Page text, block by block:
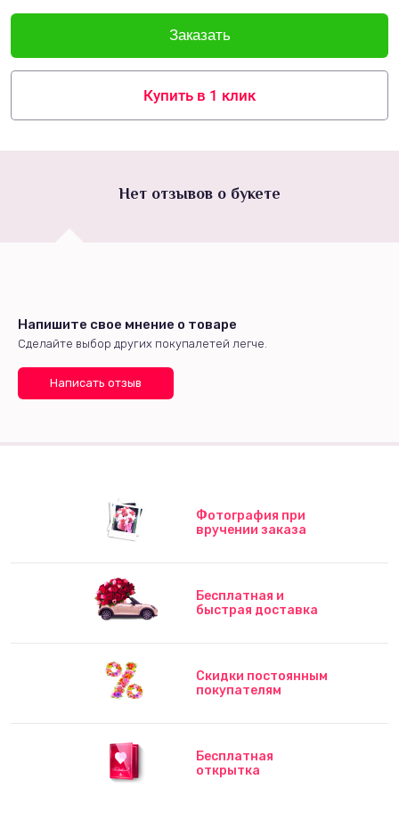
Купить в 1 клик
Нет отзывов о букете
Напишите свое мнение о товаре
Сделайте выбор других покупалетей легче.
Написать отзыв
Фотография при
вручении заказа
Бесплатная и
быстрая доставка
Скидки постоянным
покупателям
Бесплатная
открытка